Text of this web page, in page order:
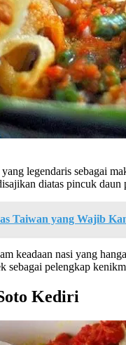
legendaris sebagai
diatas pincuk
Taiwan yang Wajib
keadaan nasi yang
sebagai pelengkap
Kediri